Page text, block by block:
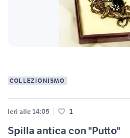
COLLEZIONISMO
Ieri alle 14:05 1
Spilla antica con "Putto"